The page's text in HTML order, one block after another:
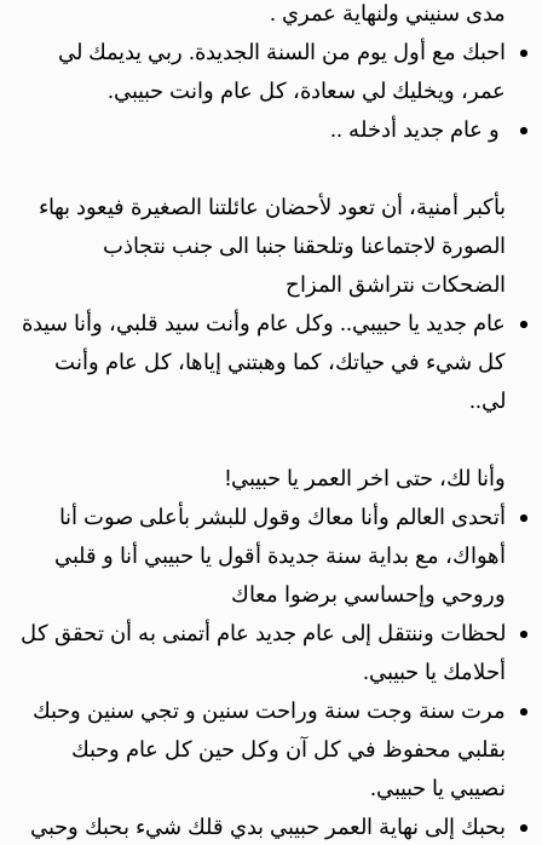
مدى سنيني ولنهاية عمري .
احبك مع أول يوم من السنة الجديدة. ربي يديمك لي
عمر، ويخليك لي سعادة، كل عام وانت حبيبي.
و عام جديد أدخله ..
بأكبر أمنية، أن تعود لأحضان عائلتنا الصغيرة فيعود بهاء
الصورة لاجتماعنا وتلحقنا جنبا الى جنب نتجاذب
الضحكات نتراشق المزاح
عام جديد يا حبيبي.. وكل عام وأنت سيد قلبي، وأنا سيدة
كل شيء في حياتك، كما وهبتني إياها، كل عام وأنت
لي..
وأنا لك، حتى اخر العمر يا حبيبي!
أتحدى العالم وأنا معاك وقول للبشر بأعلى صوت أنا
أهواك، مع بداية سنة جديدة أقول يا حبيبي أنا و قلبي
وروحي وإحساسي برضوا معاك
لحظات وننتقل إلى عام جديد عام أتمنى به أن تحقق كل
أحلامك يا حبيبي.
مرت سنة وجت سنة وراحت سنين و تجي سنين وحبك
بقلبي محفوظ في كل آن وكل حين كل عام وحبك
نصيبي يا حبيبي.
بحبك إلى نهاية العمر حبيبي بدي قلك شيء بحبك وحبي